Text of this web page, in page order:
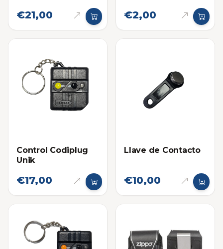
€21,00 €2,00
Control Codiplug
Unik
€17,00
Llave de Contacto
€10,00